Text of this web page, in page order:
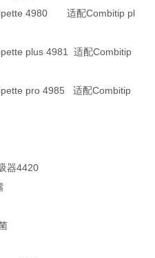
4980 适配Combitip pl
plus 4981 适配Combitip
pro 4985 适配Combitip
器4420